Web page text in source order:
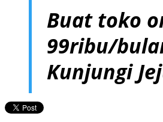
Buat toko
99ribu/
Kunjungi